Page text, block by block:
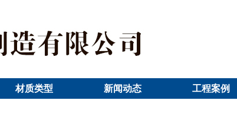
材质类型 新闻动态 工程案例